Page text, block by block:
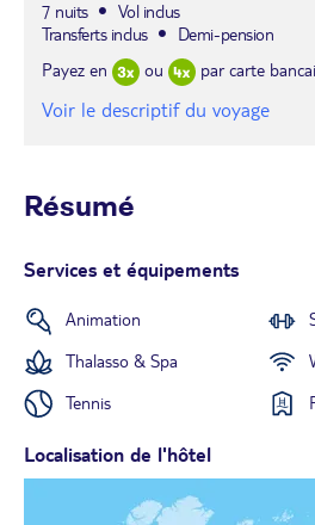
7 nuits
Vol inclus
Transferts inclus
Demi-pension
Payez en
ou par carte
Voir le descriptif du voyage
Résumé
Services et équipements
Animation
Thalasso & Spa
Tennis
Localisation de l'hôtel